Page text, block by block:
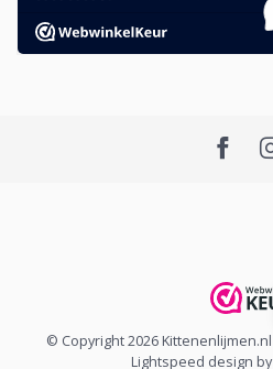
© Copyright 2026 Kittenenlijmen.nl
Lightspeed design by